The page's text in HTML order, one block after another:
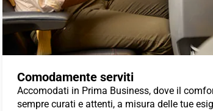
Comodamente serviti
Accomodati in Prima Business, dove il
sempre curati e attenti, a misura delle tue